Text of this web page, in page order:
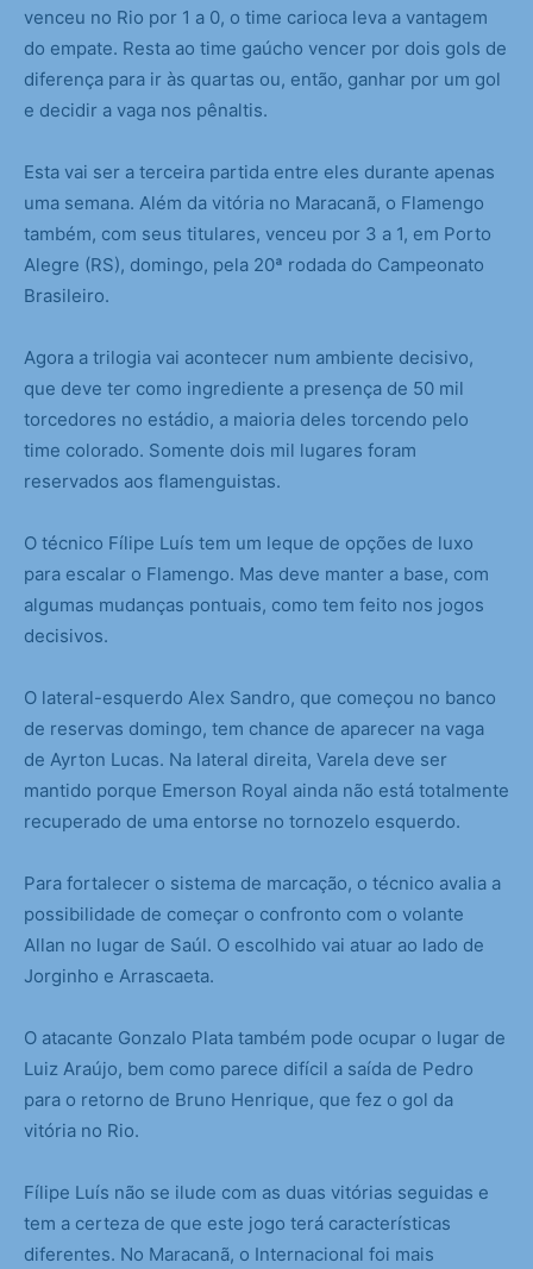
venceu no Rio por 1 a 0, o time carioca leva a vantagem
do empate. Resta ao time gaúcho vencer por dois gols de
diferença para ir às quartas ou, então, ganhar por um gol
e decidir a vaga nos pênaltis.
Esta vai ser a terceira partida entre eles durante apenas
uma semana. Além da vitória no Maracanã, o Flamengo
também, com seus titulares, venceu por 3 a 1, em Porto
Alegre (RS), domingo, pela 20ª rodada do Campeonato
Brasileiro.
Agora a trilogia vai acontecer num ambiente decisivo,
que deve ter como ingrediente a presença de 50 mil
torcedores no estádio, a maioria deles torcendo pelo
time colorado. Somente dois mil lugares foram
reservados aos flamenguistas.
O técnico Fílipe Luís tem um leque de opções de luxo
para escalar o Flamengo. Mas deve manter a base, com
algumas mudanças pontuais, como tem feito nos jogos
decisivos.
O lateral-esquerdo Alex Sandro, que começou no banco
de reservas domingo, tem chance de aparecer na vaga
de Ayrton Lucas. Na lateral direita, Varela deve ser
mantido porque Emerson Royal ainda não está totalmente
recuperado de uma entorse no tornozelo esquerdo.
Para fortalecer o sistema de marcação, o técnico avalia a
possibilidade de começar o confronto com o volante
Allan no lugar de Saúl. O escolhido vai atuar ao lado de
Jorginho e Arrascaeta.
O atacante Gonzalo Plata também pode ocupar o lugar de
Luiz Araújo, bem como parece difícil a saída de Pedro
para o retorno de Bruno Henrique, que fez o gol da
vitória no Rio.
Fílipe Luís não se ilude com as duas vitórias seguidas e
tem a certeza de que este jogo terá características
diferentes. No Maracanã, o Internacional foi mais